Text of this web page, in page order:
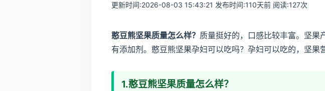
更新时间:2026-08-03 15:43:21 发布时间:110天前 阅读:127次
憨豆熊坚果质量怎么样？ 质量挺好的，口感比较丰富。坚果
有添加剂。憨豆熊坚果孕妇可以吃吗？孕妇可以吃的，坚果
1.憨豆熊坚果质量怎么样？